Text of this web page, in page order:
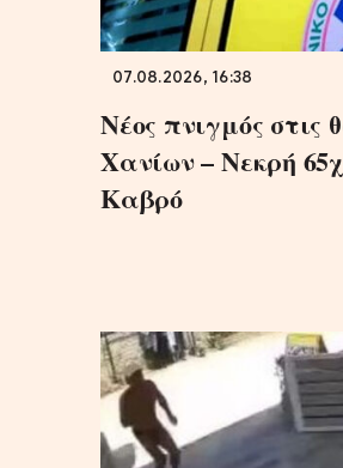
07.08.2026, 16:38
Νέος πνιγμός στις
Χανίων – Νεκρή
Καβρό